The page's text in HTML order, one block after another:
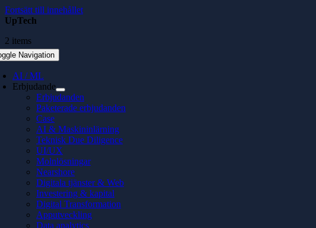
Fortsätt till innehållet
Navigation
AI / ML
Erbjudande
Erbjudanden
Paketerade erbjudanden
Case
AI & Maskininlärning
Teknisk Due Diligence
UI/UX
Molnlösningar
Nearshore
Digitala tjänster & Web
Investering & kapital
Digital Transformation
Apputveckling
Data analytics
UpTech
2 items